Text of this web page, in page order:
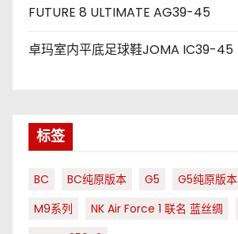
FUTURE 8 ULTIMATE AG39-45
卓玛室内平底足球鞋JOMA IC39-45
标签
BC BC纯原版本 G5 G5纯原版本
M9系列
NK Air Force 1 联名 蓝丝绸